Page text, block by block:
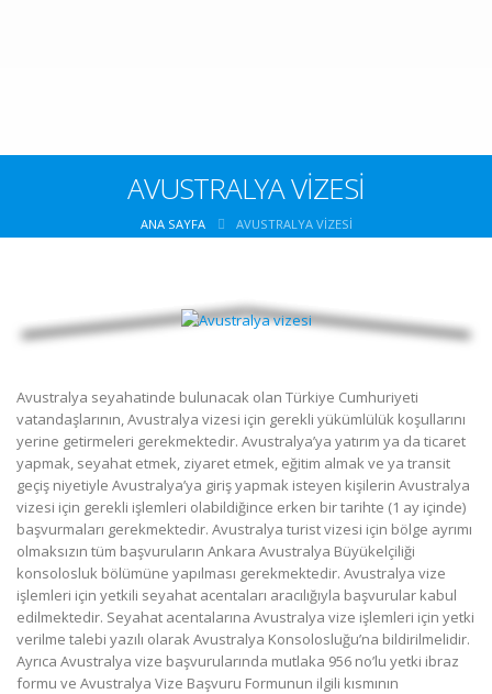
AVUSTRALYA VİZESİ
ANA SAYFA AVUSTRALYA VİZESİ
Avustralya seyahatinde bulunacak olan Türkiye Cumhuriyeti
vatandaşlarının, Avustralya vizesi için gerekli yükümlülük koşullarını
yerine getirmeleri gerekmektedir. Avustralya’ya yatırım ya da ticaret
yapmak, seyahat etmek, ziyaret etmek, eğitim almak ve ya transit
geçiş niyetiyle Avustralya’ya giriş yapmak isteyen kişilerin Avustralya
vizesi için gerekli işlemleri olabildiğince erken bir tarihte (1 ay içinde)
başvurmaları gerekmektedir. Avustralya turist vizesi için bölge ayrımı
olmaksızın tüm başvuruların Ankara Avustralya Büyükelçiliği
konsolosluk bölümüne yapılması gerekmektedir. Avustralya vize
işlemleri için yetkili seyahat acentaları aracılığıyla başvurular kabul
edilmektedir. Seyahat acentalarına Avustralya vize işlemleri için yetki
verilme talebi yazılı olarak Avustralya Konsolosluğu’na bildirilmelidir.
Ayrıca Avustralya vize başvurularında mutlaka 956 no’lu yetki ibraz
formu ve Avustralya Vize Başvuru Formunun ilgili kısmının